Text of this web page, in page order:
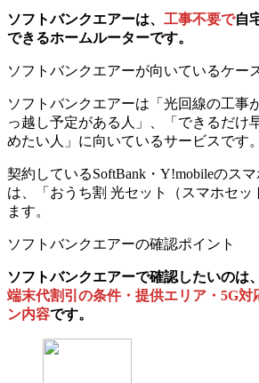
ソフトバンクエアーは、 工事不要で自
できるホームルーターです。
ソフトバンクエアーが向いているケー
ソフトバンクエアーは「光回線の工事
っ越し予定がある人」、「できるだけ
めたい人」に向いているサービスです。
契約しているSoftBank・Y!mobileのス
は、「おうち割 光セット（スマホセッ
ます。
ソフトバンクエアーの確認ポイント
ソフトバンクエアーで確認したいのは、
端末代割引の条件・提供エリア・5G対
ン内容です。